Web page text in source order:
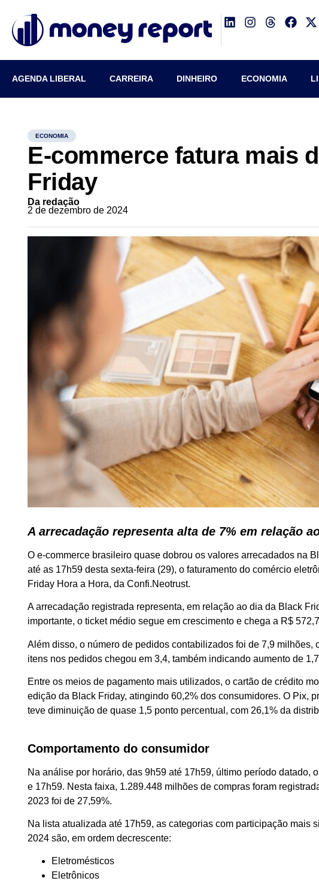
AGENDA LIBERAL CARREIRA DINHEIRO ECONOMIA
ECONOMIA
E-commerce fatura mais
Friday
Da redação
2 de dezembro de 2024
A arrecadação representa alta de 7% em relação
O e-commerce brasileiro quase dobrou os valores arrecadados na
até as 17h59 desta sexta-feira (29), o faturamento do comércio
Friday Hora a Hora, da Confi.Neotrust.
A arrecadação registrada representa, em relação ao dia da Black
importante, o ticket médio segue em crescimento e chega a R$
Além disso, o número de pedidos contabilizados foi de 7,9 milhões,
itens nos pedidos chegou em 3,4, também indicando aumento de
Entre os meios de pagamento mais utilizados, o cartão de crédito
edição da Black Friday, atingindo 60,2% dos consumidores. O Pix,
teve diminuição de quase 1,5 ponto percentual, com 26,1% da
Comportamento do consumidor
Na análise por horário, das 9h59 até 17h59, último período datado,
e 17h59. Nesta faixa, 1.289.448 milhões de compras foram
2023 foi de 27,59%.
Na lista atualizada até 17h59, as categorias com participação mais
2024 são, em ordem decrescente:
Eletromésticos
Eletrônicos